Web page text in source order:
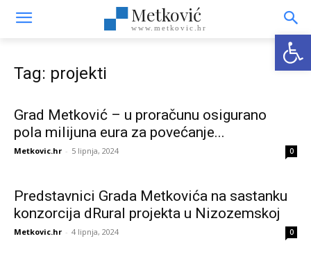
Metković
www.metkovic.hr
Tag: projekti
Grad Metković – u proračunu osigurano
pola milijuna eura za povećanje...
Metkovic.hr - 5 lipnja, 2024 0
Predstavnici Grada Metkovića na sastanku
konzorcija dRural projekta u Nizozemskoj
Metkovic.hr - 4 lipnja, 2024 0